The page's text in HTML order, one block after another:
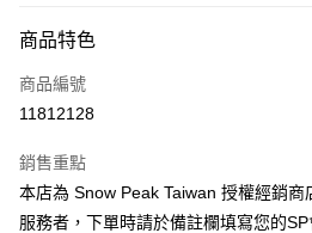
3 期 0 利率 每期
合作金庫商業銀行
上海商業儲蓄銀行
臺灣中小企業銀行
匯豐（台灣）商業銀行
華
聯邦商業銀行
遠
超商取貨付款
LINE Pay
Apple Pay
ATM付款
商品特色
商品編號
11812128
銷售重點
本店為 Snow Peak Taiwan 授權經銷
服務者，下單時請於備註欄填寫您的SP